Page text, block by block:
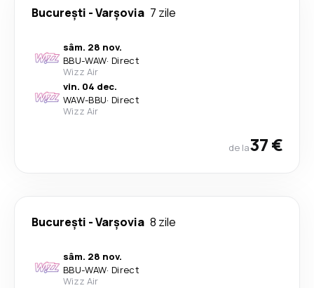
București -Varşovia 7 zile
sâm. 28 nov.
BBU-WAW· Direct
Wizz Air
vin. 04 dec.
WAW-BBU· Direct
Wizz Air
de la37 €
București -Varşovia 8 zile
sâm. 28 nov.
BBU-WAW· Direct
Wizz Air